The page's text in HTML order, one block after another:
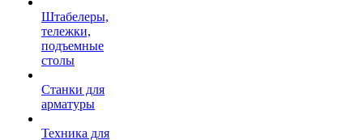
Штабелеры,
тележки,
подъемные
столы
Станки для
арматуры
Техника для